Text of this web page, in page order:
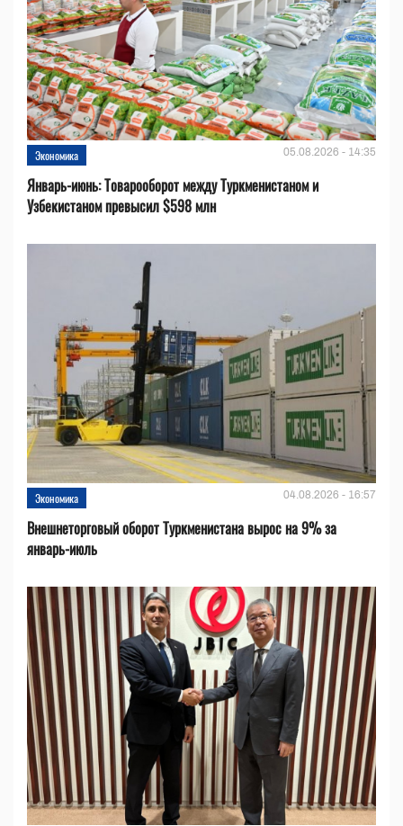
Экономика 05.08.2026 - 14:35
Январь-июнь: Товарооборот между Туркменистаном и
Узбекистаном превысил $598 млн
Экономика 04.08.2026 - 16:57
Внешнеторговый оборот Туркменистана вырос на 9% за
январь-июль